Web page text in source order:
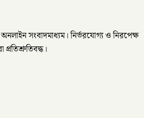
অনলাইন সংবাদমাধ্যম। নির্ভরযোগ্য ও নিরপেক্ষ